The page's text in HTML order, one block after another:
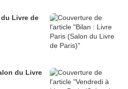
Livre de
du Livre